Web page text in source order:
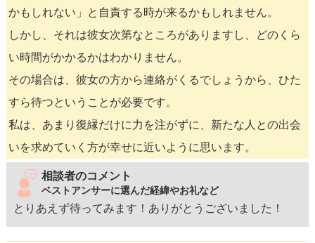
かもしれない」と自責する時が来るかもしれません。
しかし、それは彼女次第なところがありますし、どのくら
い時間がかかるかはわかりません。
その場合は、彼女の方から連絡がくるでしょうから、ひた
すら待つということが必要です。
私は、あまり復縁だけに力を注がずに、新たな人との出会
いを求めていく方が幸せに近いように思います。
相談者のコメント
ベストアンサーに選んだ経緯やお礼など
とりあえず待ってみます！ありがとうございました！